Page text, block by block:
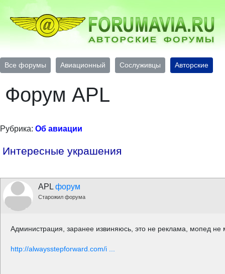
Все форумы Авиационный Сослуживцы Авторские
Форум APL
Рубрика: Об авиации
Интересные украшения
APL форум
Старожил форума
Администрация, заранее извиняюсь, это не реклама, мопед
http://alwaysstepforward.com/i ...